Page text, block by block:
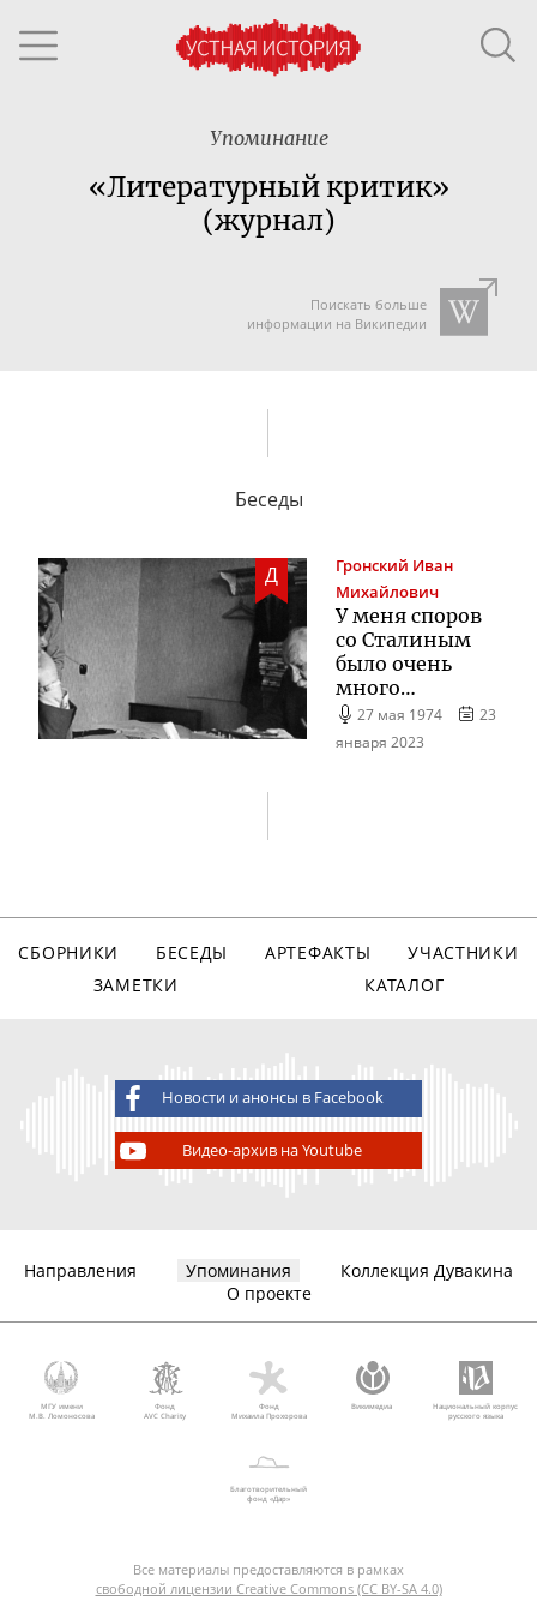
Упоминание
«Литературный критик»
(журнал)
Поискать больше
информации на Википедии
Беседы
Д Гронский Иван
Михайлович
У меня споров
со Сталиным
было очень
много…
27 мая 1974
23
января 2023
СБОРНИКИ БЕСЕДЫ АРТЕФАКТЫ
УЧАСТНИКИ
ЗАМЕТКИ
КАТАЛОГ
Новости и анонсы в Facebook
Видео-архив на Youtube
Направления Упоминания
Коллекция Дувакина
О проекте
МГУ имени
М.В. Ломоносова
Фонд
AVC Charity
Фонд
Михаила Прохорова
Викимедиа
Национальный корпус
русского языка
Благотворительный
фонд «Дар»
Все материалы предоставляются в рамках
свободной лицензии Creative Commons (CC BY-SA 4.0)